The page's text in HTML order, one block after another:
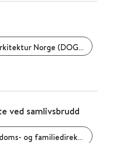
Design og arkitektur Norge (DOGA)
ved samlivsbrudd
Barne-, ungdoms- og familiedirektoratet (Bufdir)